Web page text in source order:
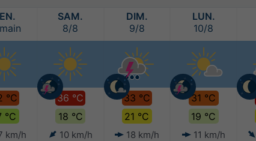
°C
°C
km/h
SAM.
8/8
36 °C
18 °C
10 km/h
DIM.
9/8
33 °C
21 °C
18 km/h
LUN.
10/8
31 °C
19 °C
11 km/h